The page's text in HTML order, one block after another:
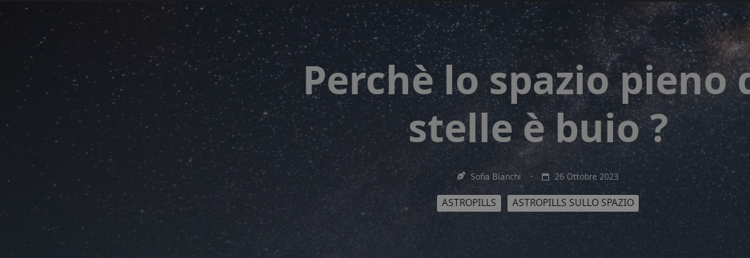
Perchè lo spazio pieno
stelle è buio ?
Sofia Bianchi 26 Ottobre 2023
ASTROPILLS ASTROPILLS SULLO SPAZIO